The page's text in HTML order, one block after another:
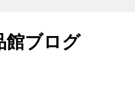
館ブログ